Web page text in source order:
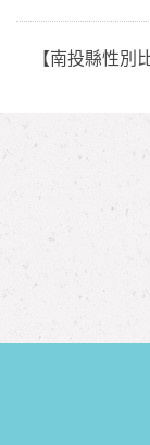
【南投縣性別